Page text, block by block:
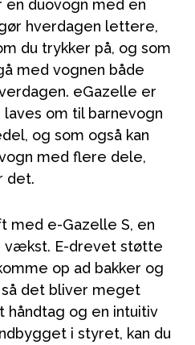
en duovogn med en
hverdagen lettere,
du trykker på, og som
med vognen både
eGazelle er
laves om til barnevogn
og som også kan
med flere dele,
det.
med e-Gazelle S, en
vækst. E-drevet støtte
op ad bakker og
det bliver meget
og en intuitiv
i styret, kan du